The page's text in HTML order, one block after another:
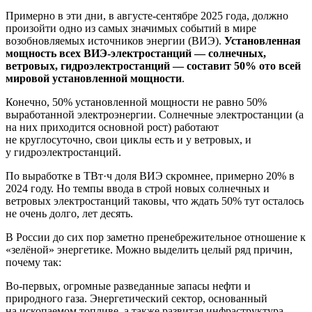
Примерно в эти дни, в августе‑сентябре 2025 года, должно
произойти одно из самых значимых событий в мире
возобновляемых источников энергии (ВИЭ). Установленная
мощность всех ВИЭ‑электростанций — солнечных,
ветровых, гидроэлектростанций — составит 50% ото всей
мировой установленной мощности.
Конечно, 50% установленной мощности не равно 50%
выработанной электроэнергии. Солнечные электростанции (а
на них приходится основной рост) работают
не круглосуточно, свои циклы есть и у ветровых, и
у гидроэлектростанций.
По выработке в ТВт·ч доля ВИЭ скромнее, примерно 20% в
2024 году. Но темпы ввода в строй новых солнечных и
ветровых электростанций таковы, что ждать 50% тут осталось
не очень долго, лет десять.
В России до сих пор заметно пренебрежительное отношение к
«зелёной» энергетике. Можно выделить целый ряд причин,
почему так:
Во‑первых, огромные разведанные запасы нефти и
природного газа. Энергетический сектор, основанный